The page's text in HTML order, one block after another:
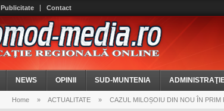
Publicitate Contact
NEWS OPINII SUD-MUNTENIA
Home » ACTUALITATE » CAZUL MILOȘOIU DIN NOU ÎN PRIM